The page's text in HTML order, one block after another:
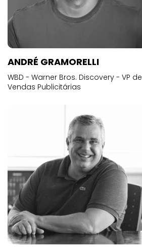
ANDRÉ GRAMORELLI
WBD - Warner Bros. Discovery - VP de
Vendas Publicitárias